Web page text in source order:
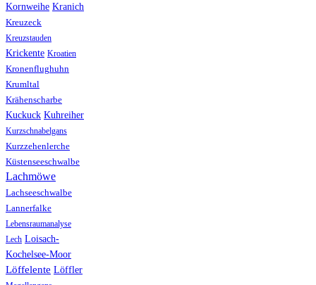
Kornweihe Kranich
Kreuzeck
Kreuzstauden
Krickente Kroatien
Kronenflughuhn
Krumltal
Krähenscharbe
Kuckuck Kuhreiher
Kurzschnabelgans
Kurzzehenlerche
Küstenseeschwalbe
Lachmöwe
Lachseeschwalbe
Lannerfalke
Lebensraumanalyse
Lech Loisach-
Kochelsee-Moor
Löffelente Löffler